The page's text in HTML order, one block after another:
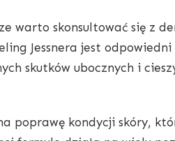
warto skonsultować się z
Jessnera jest
skutków ubocznych i
poprawę kondycji skóry,